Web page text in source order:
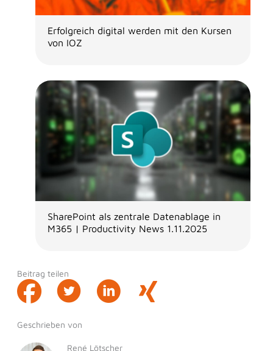
Erfolgreich digital werden mit den Kursen
von IOZ
SharePoint als zentrale Datenablage in
M365 | Productivity News 1.11.2025
Beitrag teilen
Geschrieben von
René Lötscher